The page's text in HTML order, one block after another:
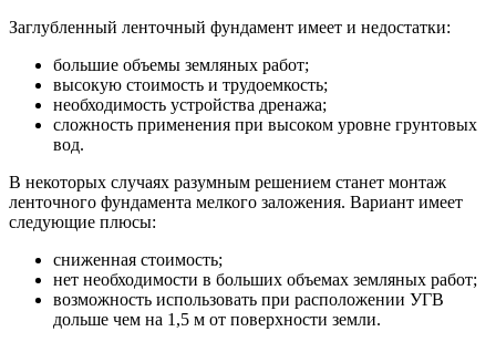
Заглубленный ленточный фундамент имеет и недостатки:
большие объемы земляных работ;
высокую стоимость и трудоемкость;
необходимость устройства дренажа;
сложность применения при высоком уровне грунтовых
вод.
В некоторых случаях разумным решением станет монтаж
ленточного фундамента мелкого заложения. Вариант имеет
следующие плюсы:
сниженная стоимость;
нет необходимости в больших объемах земляных работ;
возможность использовать при расположении УГВ
дольше чем на 1,5 м от поверхности земли.